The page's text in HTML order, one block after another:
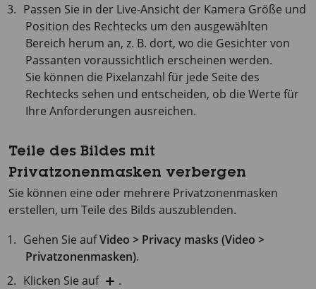
Passen Sie in der Live-Ansicht der Kamera Größe und
Position des Rechtecks um den ausgewählten
Bereich herum an, z. B. dort, wo die Gesichter von
Passanten voraussichtlich erscheinen werden.
Sie können die Pixelanzahl für jede Seite des
Rechtecks sehen und entscheiden, ob die Werte für
Ihre Anforderungen ausreichen.
Teile des Bildes mit
Privatzonenmasken verbergen
Sie können eine oder mehrere Privatzonenmasken
erstellen, um Teile des Bilds auszublenden.
Gehen Sie aufVideo > Privacy masks (Video >
Privatzonenmasken).
Klicken Sie auf
.